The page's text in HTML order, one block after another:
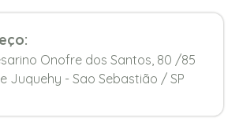
Onofre dos Santos, 80 /85
Juquehy - Sao Sebastião / SP